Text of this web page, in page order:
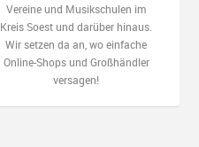
Vereine und Musikschulen im
Kreis Soest und darüber hinaus.
Wir setzen da an, wo einfache
Online-Shops und Großhändler
versagen!